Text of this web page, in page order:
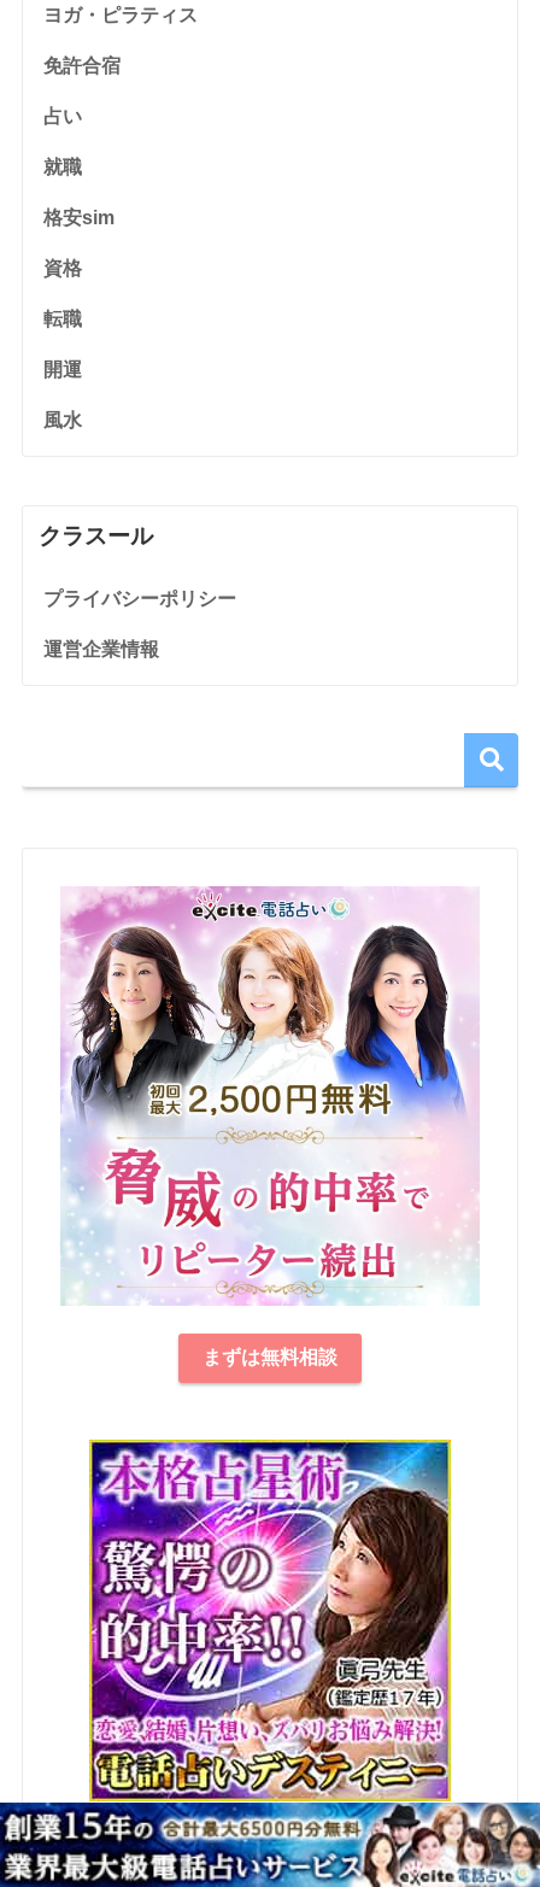
ヨガ・ピラティス
免許合宿
占い
就職
格安sim
資格
転職
開運
風水
クラスール
プライバシーポリシー
運営企業情報
まずは無料相談
まずは無料相談